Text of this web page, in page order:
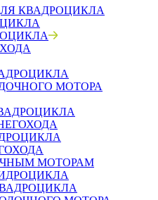
КВАДРОЦИКЛА
МОТОРА
МОТОРАМ